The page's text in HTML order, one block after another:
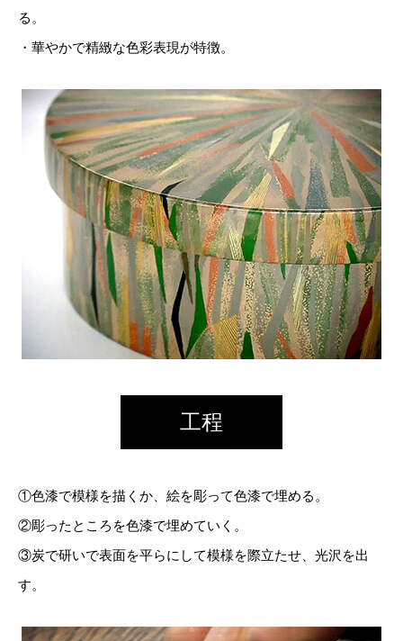
る。
・華やかで精緻な色彩表現が特徴。
工程
①色漆で模様を描くか、絵を彫って色漆で埋める。
②彫ったところを色漆で埋めていく。
③炭で研いで表面を平らにして模様を際立たせ、光沢を出
す。